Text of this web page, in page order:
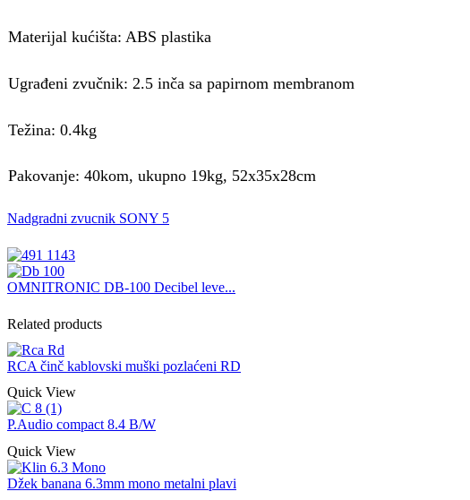
Materijal kućišta: ABS plastika
Ugrađeni zvučnik: 2.5 inča sa papirnom membranom
Težina: 0.4kg
Pakovanje: 40kom, ukupno 19kg, 52x35x28cm
Nadgradni zvucnik SONY 5
OMNITRONIC DB-100 Decibel leve...
Related products
RCA činč kablovski muški pozlaćeni RD
Quick View
P.Audio compact 8.4 B/W
Quick View
Džek banana 6.3mm mono metalni plavi